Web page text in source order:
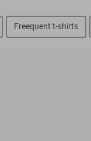
Freequent t-shirts